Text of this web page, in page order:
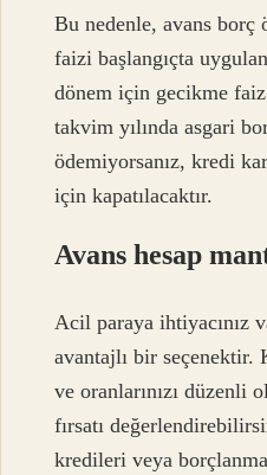
Bu nedenle, avans borç
faizi başlangıçta
dönem için gecikme
takvim yılında asgari
ödemiyorsanız, kredi
için kapatılacaktır.
Avans hesap
Acil paraya ihtiyacınız
avantajlı bir seçenektir.
ve oranlarınızı düzenli
fırsatı
kredileri veya